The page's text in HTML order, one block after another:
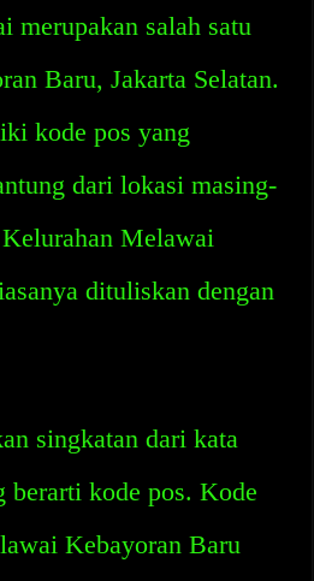
merupakan salah satu
Baru, Jakarta Selatan.
kode pos yang
dari lokasi masing-
Melawai
dituliskan dengan
singkatan dari kata
berarti kode pos. Kode
Kebayoran Baru